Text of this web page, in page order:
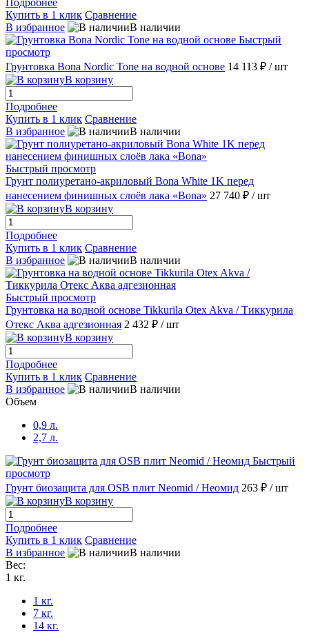
Подробнее
Купить в 1 клик Сравнение
В избранное
В наличии
Быстрый
просмотр
Грунтовка Bona Nordic Tone на водной основе 14 113 ₽ / шт
В корзину
Подробнее
Купить в 1 клик Сравнение
В избранное
В наличии
Быстрый просмотр
Грунт полиуретано-акриловый Bona White 1K перед
нанесением финишных слоёв лака «Bona» 27 740 ₽ / шт
В корзину
Подробнее
Купить в 1 клик Сравнение
В избранное
В наличии
Быстрый просмотр
Грунтовка на водной основе Tikkurila Otex Akva / Тиккурила
Отекс Аква адгезионная 2 432 ₽ / шт
В корзину
Подробнее
Купить в 1 клик Сравнение
В избранное
В наличии
Объем
0,9 л.
2,7 л.
Быстрый
просмотр
Грунт биозащита для OSB плит Neomid / Неомид 263 ₽ / шт
В корзину
Подробнее
Купить в 1 клик Сравнение
В избранное
В наличии
Вес:
1 кг.
1 кг.
7 кг.
14 кг.